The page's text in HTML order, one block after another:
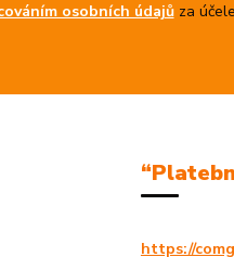
osobních údajůza
https://